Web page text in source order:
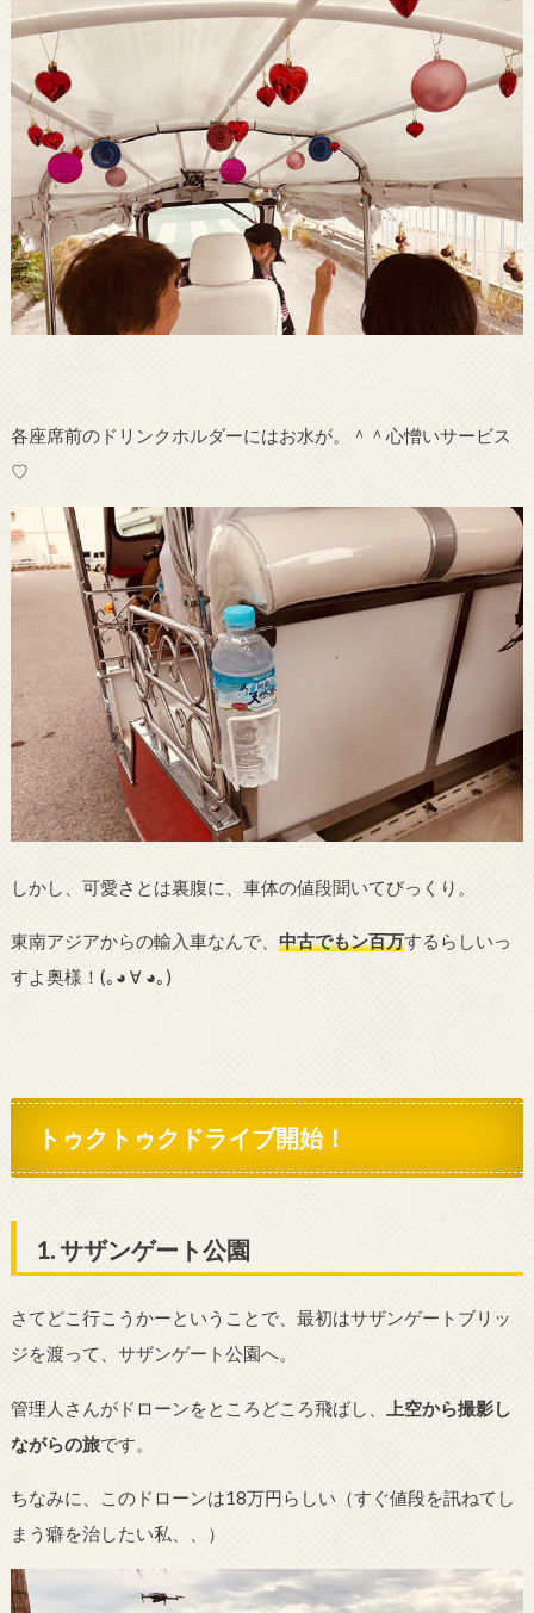
各座席前のドリンクホルダーにはお水が。＾＾心憎いサービス
♡
しかし、可愛さとは裏腹に、車体の値段聞いてびっくり。
東南アジアからの輸入車なんで、 中古でもン百万するらしいっ
すよ奥様！ (｡ ◕ ∀◕｡)
トゥクトゥクドライブ開始！
1. サザンゲート公園
さてどこ行こうかーということで、最初はサザンゲートブリッ
ジを渡って、サザンゲート公園へ。
管理人さんがドローンをところどころ飛ばし、
上空から撮影し
ながらの旅です。
ちなみに、このドローンは18万円らしい（すぐ値段を訊ねてし
まう癖を治したい私、、）